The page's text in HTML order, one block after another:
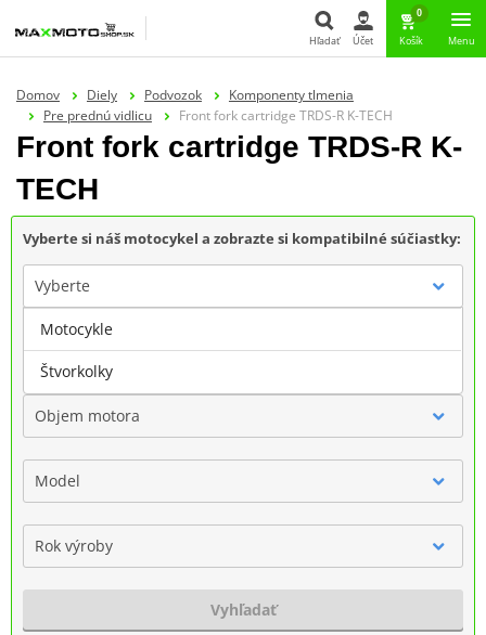
Hľadať Účet
0
Košík Menu
Domov Diely Podvozok
Komponenty tlmenia
Pre prednú vidlicu
Front fork cartridge TRDS-R K-TECH
Front fork cartridge TRDS-R K-
TECH
Vyberte si náš motocykel a zobrazte si kompatibilné súčiastky:
Vyberte
Značka
Objem motora
Model
Rok výroby
Vyhľadať
Motocykle
Štvorkolky